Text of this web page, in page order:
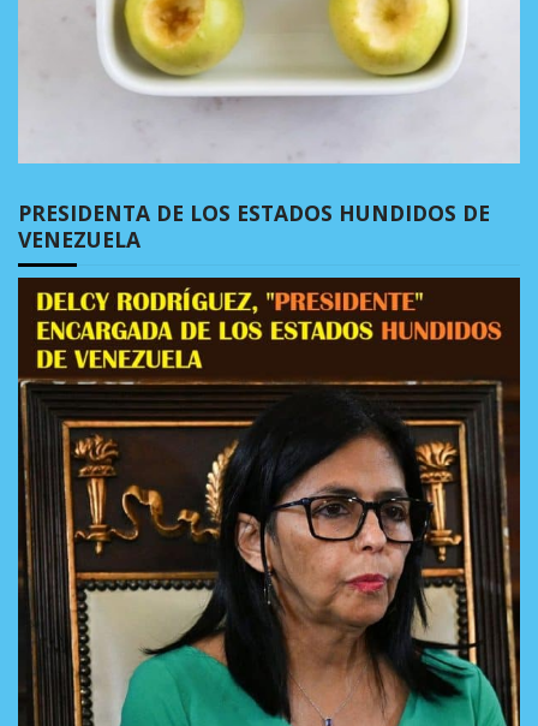
PRESIDENTA DE LOS ESTADOS HUNDIDOS DE
VENEZUELA